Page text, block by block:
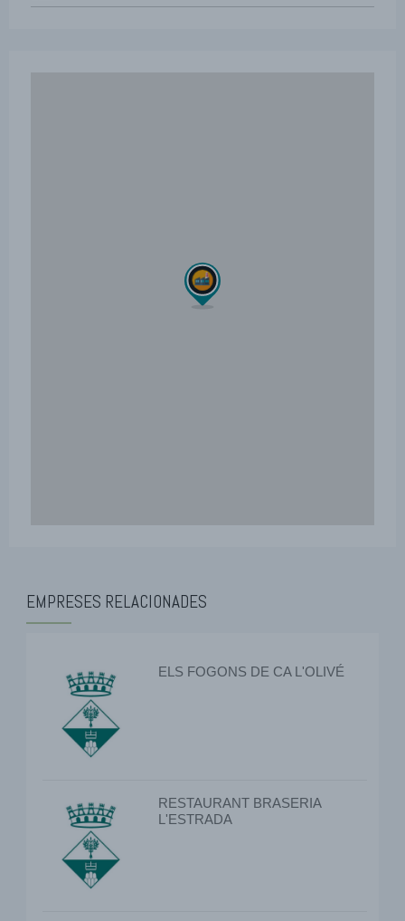
EMPRESES RELACIONADES
ELS FOGONS DE CA L'OLIVÉ
RESTAURANT BRASERIA
L'ESTRADA